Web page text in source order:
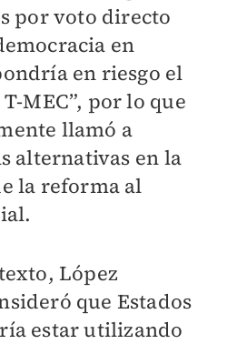
por voto directo
en
en riesgo el
MEC”, por lo que
llamó a
alternativas en la
la reforma al
López
que Estados
estar utilizando